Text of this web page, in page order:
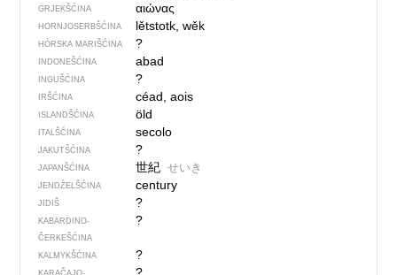
GRJEKŠĆINA αιώνας
HORNJOSERBŠĆINA lětstotk, wěk
HÓRSKA MARIŠĆINA ?
INDONEŠĆINA abad
INGUŠĆINA ?
IRŠĆINA céad, aois
ISLANDŠĆINA öld
ITALŠĆINA secolo
JAKUTŠĆINA ?
JAPANŠĆINA 世紀 せいき
JENDŹELŠĆINA century
JIDIŠ ?
KABARDINO-
ČERKEŠĆINA
?
KALMYKŠĆINA ?
KARAČAJO-